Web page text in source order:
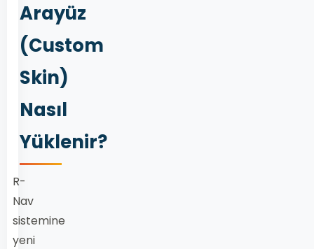
Arayüz
(Custom
Skin)
Nasıl
Yüklenir?
R-
Nav
sistemine
yeni